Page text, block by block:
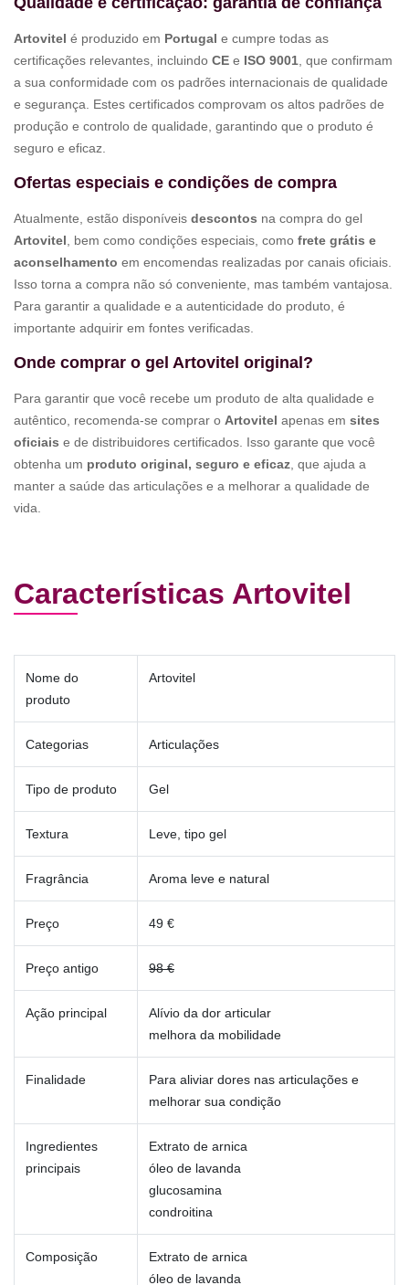
Artovitel é produzido em Portugal e cumpre todas as
certificações relevantes, incluindo CE e ISO 9001 , que confirmam
a sua conformidade com os padrões internacionais de qualidade
e segurança. Estes certificados comprovam os altos padrões de
produção e controlo de qualidade, garantindo que o produto é
seguro e eficaz.
Ofertas especiais e condições de compra
Atualmente, estão disponíveis descontos na compra do gel
Artovitel , bem como condições especiais, como frete grátis e
aconselhamento em encomendas realizadas por canais oficiais.
Isso torna a compra não só conveniente, mas também vantajosa.
Para garantir a qualidade e a autenticidade do produto, é
importante adquirir em fontes verificadas.
Onde comprar o gel Artovitel original?
Para garantir que você recebe um produto de alta qualidade e
autêntico, recomenda-se comprar o Artovitel apenas em sites
oficiais e de distribuidores certificados. Isso garante que você
obtenha um produto original, seguro e eficaz , que ajuda a
manter a saúde das articulações e a melhorar a qualidade de
vida.
Características Artovitel
Nome do
produto
Artovitel
Categorias Articulações
Tipo de produto Gel
Textura Leve, tipo gel
Fragrância Aroma leve e natural
Preço 49 €
Preço antigo 98 €
Ação principal
Alívio da dor articular
melhora da mobilidade
Finalidade
Para aliviar dores nas articulações e
melhorar sua condição
Ingredientes
principais
Extrato de arnica
óleo de lavanda
glucosamina
condroitina
Composição
Extrato de arnica
óleo de lavanda